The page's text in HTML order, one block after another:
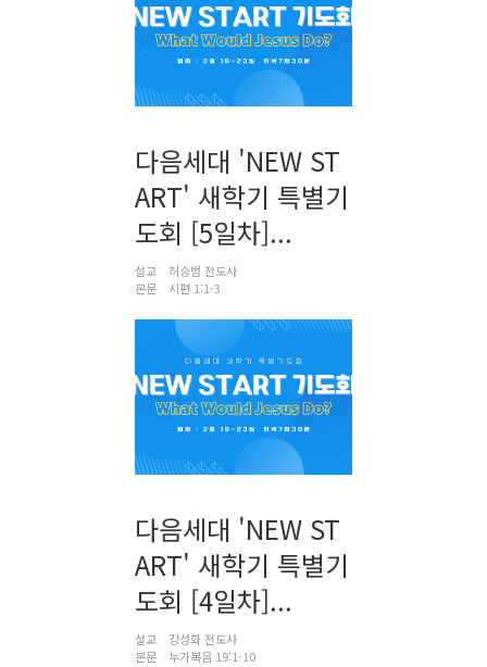
다음세대 'NEW ST
ART' 새학기 특별기
도회 [5일차]...
설교
허승범 전도사
본문
시편 1:1-3
다음세대 'NEW ST
ART' 새학기 특별기
도회 [4일차]...
설교
강성화 전도사
본문
누가복음 19:1-10